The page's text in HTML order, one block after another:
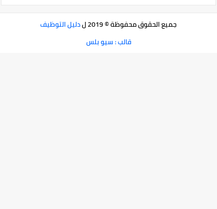
جميع الحقوق محفوظة © 2019 ل
دليل التوظيف
قالب : سيو بلس